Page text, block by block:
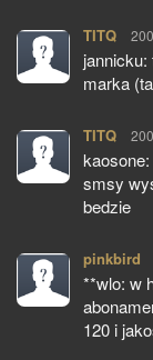
TITQ
marka
TITQ
smsy
bedzie
pinkbird
**wlo: w
120 i